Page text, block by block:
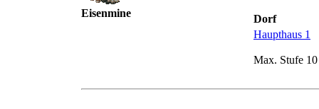
Eisenmine
Dorf
Haupthaus 1
Max. Stufe 10